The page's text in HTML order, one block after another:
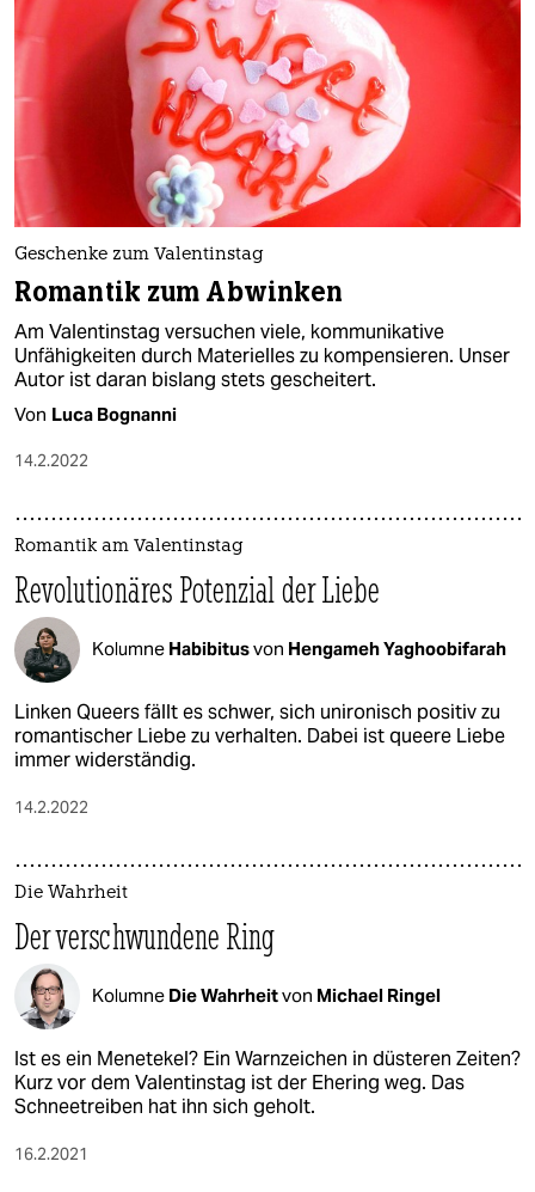
Geschenke zum Valentinstag
Romantik zum Abwinken
Am Valentinstag versuchen viele, kommunikative
Unfähigkeiten durch Materielles zu kompensieren. Unser
Autor ist daran bislang stets gescheitert.
Von Luca Bognanni
14.2.2022
Romantik am Valentinstag
Revolutionäres Potenzial der Liebe
Kolumne Habibitusvon Hengameh Yaghoobifarah
Linken Queers fällt es schwer, sich unironisch positiv zu
romantischer Liebe zu verhalten. Dabei ist queere Liebe
immer widerständig.
14.2.2022
Die Wahrheit
Der verschwundene Ring
Kolumne Die Wahrheitvon Michael Ringel
Ist es ein Menetekel? Ein Warnzeichen in düsteren Zeiten?
Kurz vor dem Valentinstag ist der Ehering weg. Das
Schneetreiben hat ihn sich geholt.
16.2.2021